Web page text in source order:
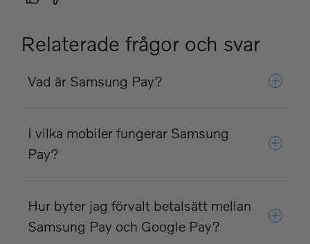
Relaterade frågor och svar
Vad är Samsung Pay?
I vilka mobiler fungerar Samsung
Pay?
Hur byter jag förvalt betalsätt mellan
Samsung Pay och Google Pay?